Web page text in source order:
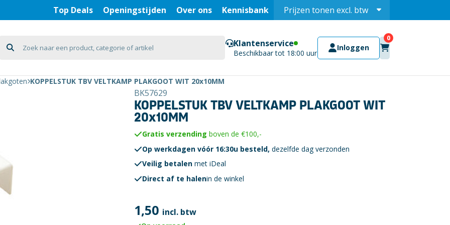
Top Deals Openingstijden Over ons Kennisbank Prijzen tonen excl. btw
Klantenservice
Beschikbaar tot 18:00 uur
Inloggen
KOPPELSTUK TBV VELTKAMP PLAKGOOT WIT 20x10MM
BK57629
KOPPELSTUK TBV VELTKAMP PLAKGOOT WIT
20x10MM
Gratis verzending boven de €100,-
Op werkdagen vóór 16:30u besteld, dezelfde dag verzonden
Veilig betalenmet iDeal
Direct af te halenin de winkel
1,50 incl. btw